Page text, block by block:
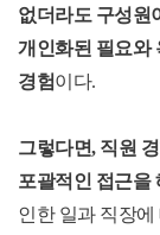
없더라도 구성원
개인화된 필요와
경험이다.
그렇다면, 직원
포괄적인 접근을
인한 일과 직장